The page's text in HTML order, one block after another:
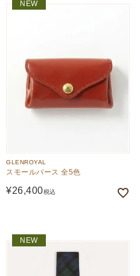
NEW
GLENROYAL
スモールパース 全5色
¥26,400税込
NEW